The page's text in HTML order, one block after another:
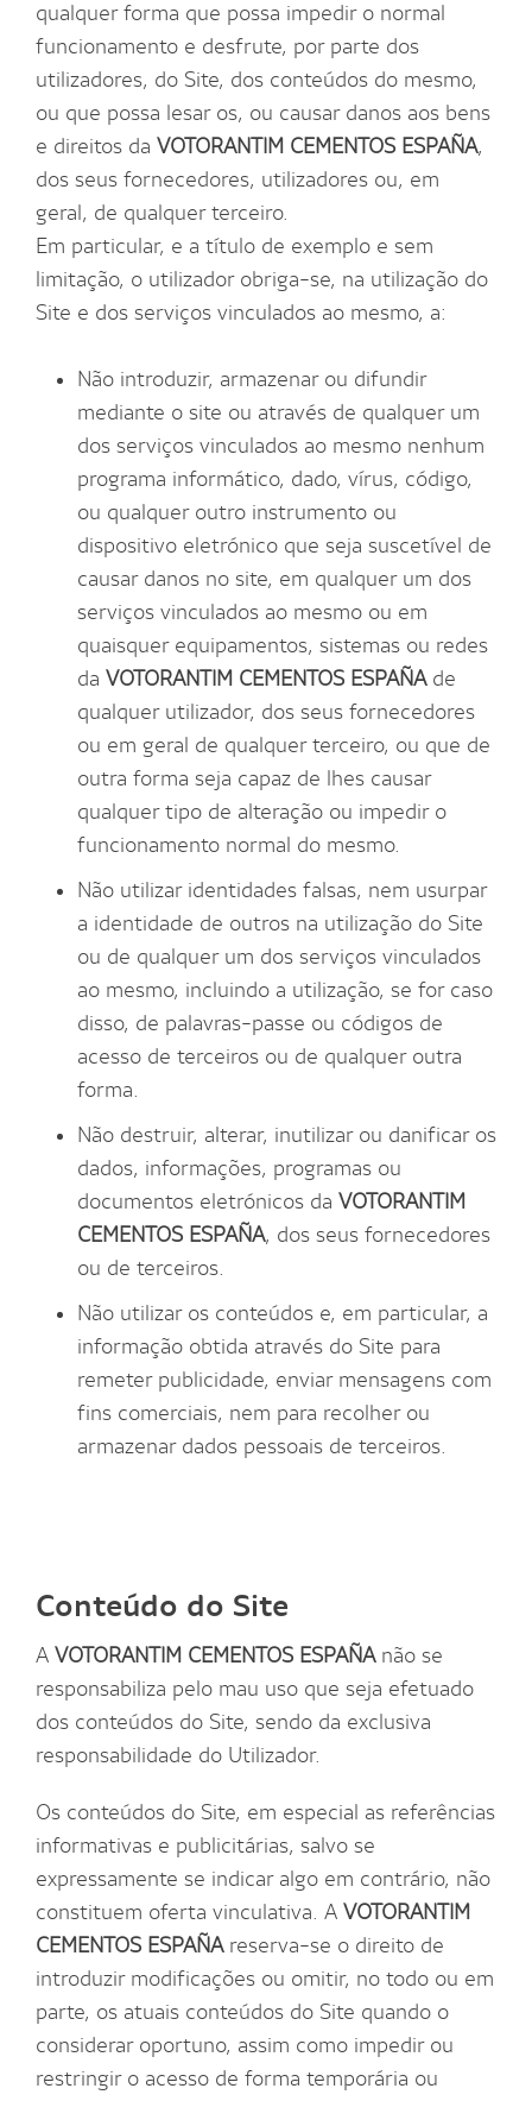
qualquer forma que possa impedir o normal
funcionamento e desfrute, por parte dos
utilizadores, do Site, dos conteúdos do mesmo,
ou que possa lesar os, ou causar danos aos bens
e direitos da VOTORANTIM CEMENTOS ESPAÑA,
dos seus fornecedores, utilizadores ou, em
geral, de qualquer terceiro.
Em particular, e a título de exemplo e sem
limitação, o utilizador obriga-se, na utilização do
Site e dos serviços vinculados ao mesmo, a:
Não introduzir, armazenar ou difundir
mediante o site ou através de qualquer um
dos serviços vinculados ao mesmo nenhum
programa informático, dado, vírus, código,
ou qualquer outro instrumento ou
dispositivo eletrónico que seja suscetível de
causar danos no site, em qualquer um dos
serviços vinculados ao mesmo ou em
quaisquer equipamentos, sistemas ou redes
da VOTORANTIM CEMENTOS ESPAÑAde
qualquer utilizador, dos seus fornecedores
ou em geral de qualquer terceiro, ou que de
outra forma seja capaz de lhes causar
qualquer tipo de alteração ou impedir o
funcionamento normal do mesmo.
Não utilizar identidades falsas, nem usurpar
a identidade de outros na utilização do Site
ou de qualquer um dos serviços vinculados
ao mesmo, incluindo a utilização, se for caso
disso, de palavras-passe ou códigos de
acesso de terceiros ou de qualquer outra
forma.
Não destruir, alterar, inutilizar ou danificar os
dados, informações, programas ou
documentos eletrónicos da VOTORANTIM
CEMENTOS ESPAÑA, dos seus fornecedores
ou de terceiros.
Não utilizar os conteúdos e, em particular, a
informação obtida através do Site para
remeter publicidade, enviar mensagens com
fins comerciais, nem para recolher ou
armazenar dados pessoais de terceiros.
Conteúdo do Site
A VOTORANTIM CEMENTOS ESPAÑAnão se
responsabiliza pelo mau uso que seja efetuado
dos conteúdos do Site, sendo da exclusiva
responsabilidade do Utilizador.
Os conteúdos do Site, em especial as referências
informativas e publicitárias, salvo se
expressamente se indicar algo em contrário, não
constituem oferta vinculativa. A VOTORANTIM
CEMENTOS ESPAÑAreserva-se o direito de
introduzir modificações ou omitir, no todo ou em
parte, os atuais conteúdos do Site quando o
considerar oportuno, assim como impedir ou
restringir o acesso de forma temporária ou